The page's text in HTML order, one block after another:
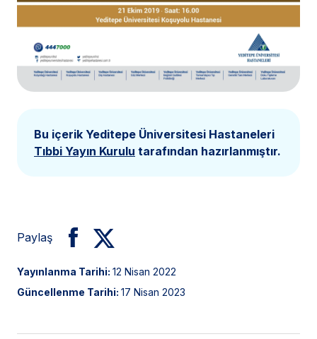
Bu içerik Yeditepe Üniversitesi Hastaneleri
Tıbbi Yayın Kurulu tarafından hazırlanmıştır.
Paylaş
Yayınlanma Tarihi: 12 Nisan 2022
Güncellenme Tarihi: 17 Nisan 2023